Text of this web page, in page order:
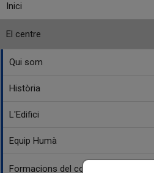
Inici
El centre
Qui som
Història
L'Edifici
Equip Humà
Formacions del conservatori